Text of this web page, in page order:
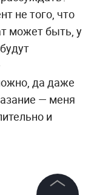
не того, что
может быть, у
да даже
— меня
и